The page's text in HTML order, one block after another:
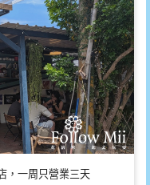
，一周只營業三天